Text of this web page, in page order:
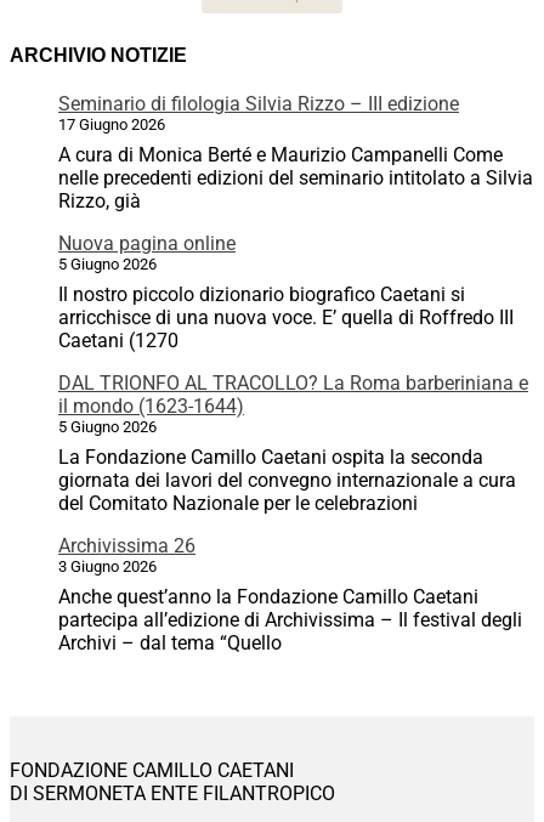
ARCHIVIO NOTIZIE
Seminario di filologia Silvia Rizzo – III edizione
17 Giugno 2026
A cura di Monica Berté e Maurizio Campanelli Come
nelle precedenti edizioni del seminario intitolato a Silvia
Rizzo, già
Nuova pagina online
5 Giugno 2026
Il nostro piccolo dizionario biografico Caetani si
arricchisce di una nuova voce. E’ quella di Roffredo III
Caetani (1270
DAL TRIONFO AL TRACOLLO? La Roma barberiniana e
il mondo (1623-1644)
5 Giugno 2026
La Fondazione Camillo Caetani ospita la seconda
giornata dei lavori del convegno internazionale a cura
del Comitato Nazionale per le celebrazioni
Archivissima 26
3 Giugno 2026
Anche quest’anno la Fondazione Camillo Caetani
partecipa all’edizione di Archivissima – Il festival degli
Archivi – dal tema “Quello
FONDAZIONE CAMILLO CAETANI
DI SERMONETA ENTE FILANTROPICO